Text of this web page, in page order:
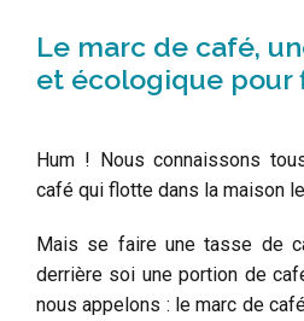
Le marc de café,
et écologique pour
Hum ! Nous connaissons
café qui flotte dans la maison
Mais se faire une tasse de
derrière soi une portion de
nous appelons : le marc de